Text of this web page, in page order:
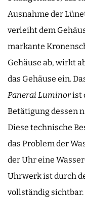
Ausnahme der
verleiht dem
markante
Gehäuse ab, wirkt
das Gehäuse ein.
PaneraiLuminorist
Betätigung dessen
Diese technische
das Problem der
der Uhr eine
Uhrwerk ist durch
vollständig sichtbar.